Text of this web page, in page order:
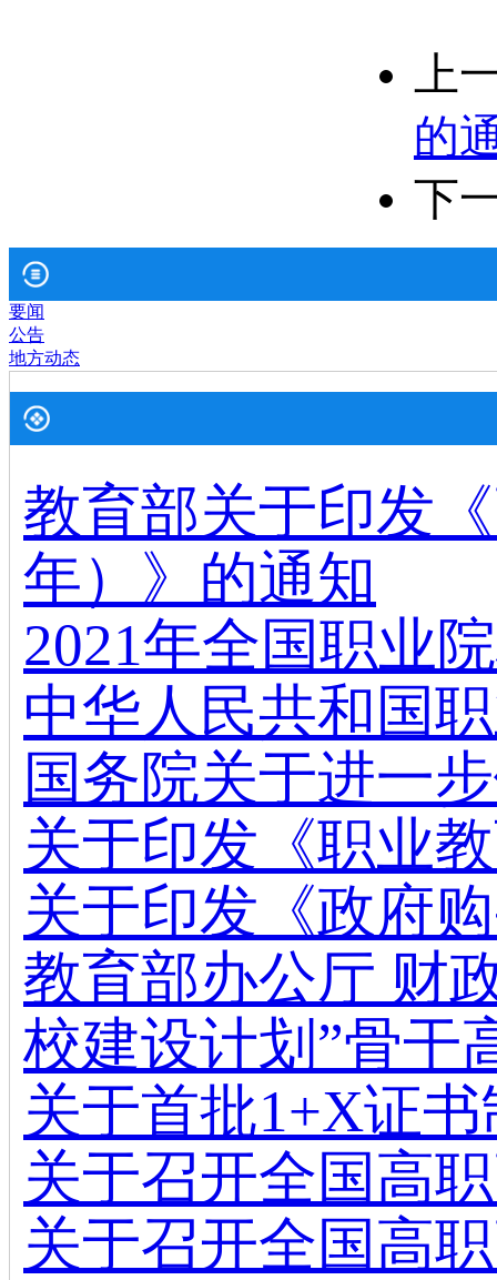
上
的
下
要闻
公告
地方动态
教育部关于印发
年）》的通知
2021年全国职业
中华人民共和国
国务院关于进一
关于印发《职业
关于印发《政府
教育部办公厅 财
校建设计划”骨干
关于首批1+X证
关于召开全国高
关于召开全国高